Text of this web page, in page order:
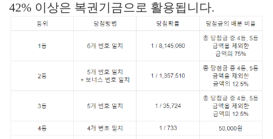
42% 이상은 복권기금으로 활용됩니다.